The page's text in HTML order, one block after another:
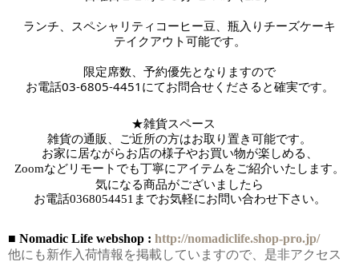
ランチ、スペシャリティコーヒー豆、瓶入りチーズケーキ
テイクアウト可能です。
限定席数、予約優先となりますので
お電話03-6805-4451にてお問合せくださると確実です。
★雑貨スペース
雑貨の通販、ご近所の方はお取り置き可能です。
お家に居ながらお店の様子やお買い物が楽しめる、
Zoomなどリモートでも丁寧にアイテムをご紹介いたします。
気になる商品がございましたら
お電話0368054451までお気軽にお問い合わせ下さい。
■ Nomadic Life webshop : http://nomadiclife.shop-pro.jp/
他にも新作入荷情報を掲載していますので、是非アクセス